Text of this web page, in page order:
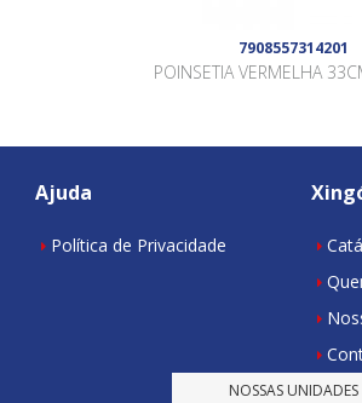
7908557314201
POINSETIA VERMELHA
Ajuda
Política de Privacidade
NOSSAS UNIDADES